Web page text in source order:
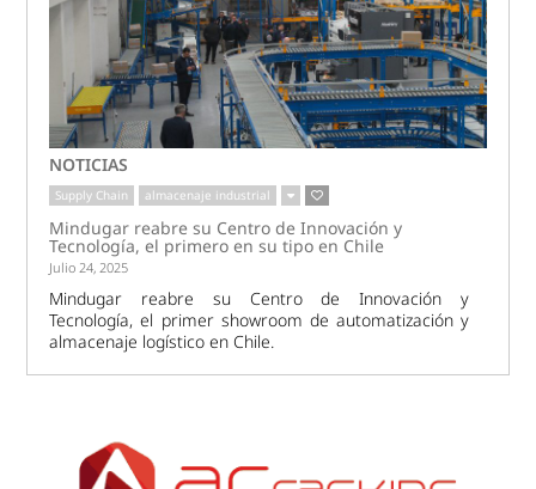
NOTICIAS
Supply Chain almacenaje industrial
Mindugar reabre su Centro de Innovación y
Tecnología, el primero en su tipo en Chile
Julio 24, 2025
Mindugar reabre su Centro de Innovación y
Tecnología, el primer showroom de automatización y
almacenaje logístico en Chile.